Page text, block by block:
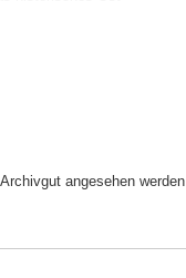
angesehen werden